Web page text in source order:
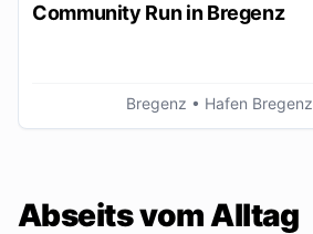
Community Run in Bregenz
Bregenz • Hafen Bregenz
Abseits vom Alltag